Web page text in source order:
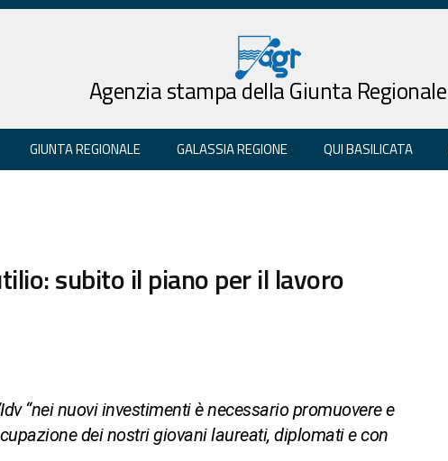
Agenzia stampa della Giunta Regionale
GIUNTA REGIONALE GALASSIA REGIONE QUI BASILICATA
subito il piano per il lavoro
“nei nuovi investimenti è necessario promuovere e
dei nostri giovani laureati, diplomati e con